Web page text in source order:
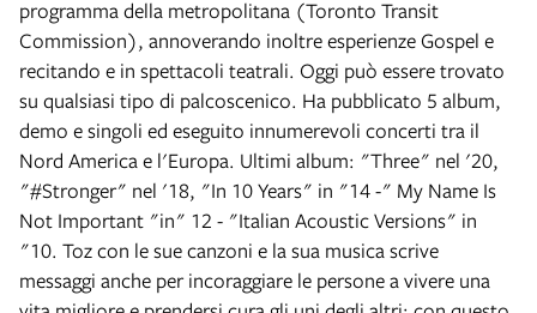
programma della metropolitana (Toronto Transit
Commission), annoverando inoltre esperienze Gospel e
recitando e in spettacoli teatrali. Oggi può essere trovato
su qualsiasi tipo di palcoscenico. Ha pubblicato 5 album,
demo e singoli ed eseguito innumerevoli concerti tra il
Nord America e l'Europa. Ultimi album: "Three" nel '20,
"#Stronger" nel '18, "In 10 Years" in "14 -" My Name Is
Not Important "in" 12 - "Italian Acoustic Versions" in
"10. Toz con le sue canzoni e la sua musica scrive
messaggi anche per incoraggiare le persone a vivere una